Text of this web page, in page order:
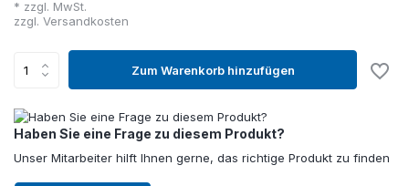
* zzgl. MwSt.
zzgl. Versandkosten
Zum Warenkorb hinzufügen
Haben Sie eine Frage zu diesem Produkt?
Unser Mitarbeiter hilft Ihnen gerne, das richtige Produkt zu finden